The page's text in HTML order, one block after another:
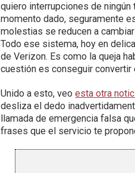
quiero interrupciones de
momento dado, seguramente
molestias se reducen a
Todo ese sistema, hoy en
de Verizon. Es como la queja
cuestión es conseguir convertir
Unido a esto, veoesta otra
desliza el dedo
llamada de emergencia falsa
frases que el servicio te